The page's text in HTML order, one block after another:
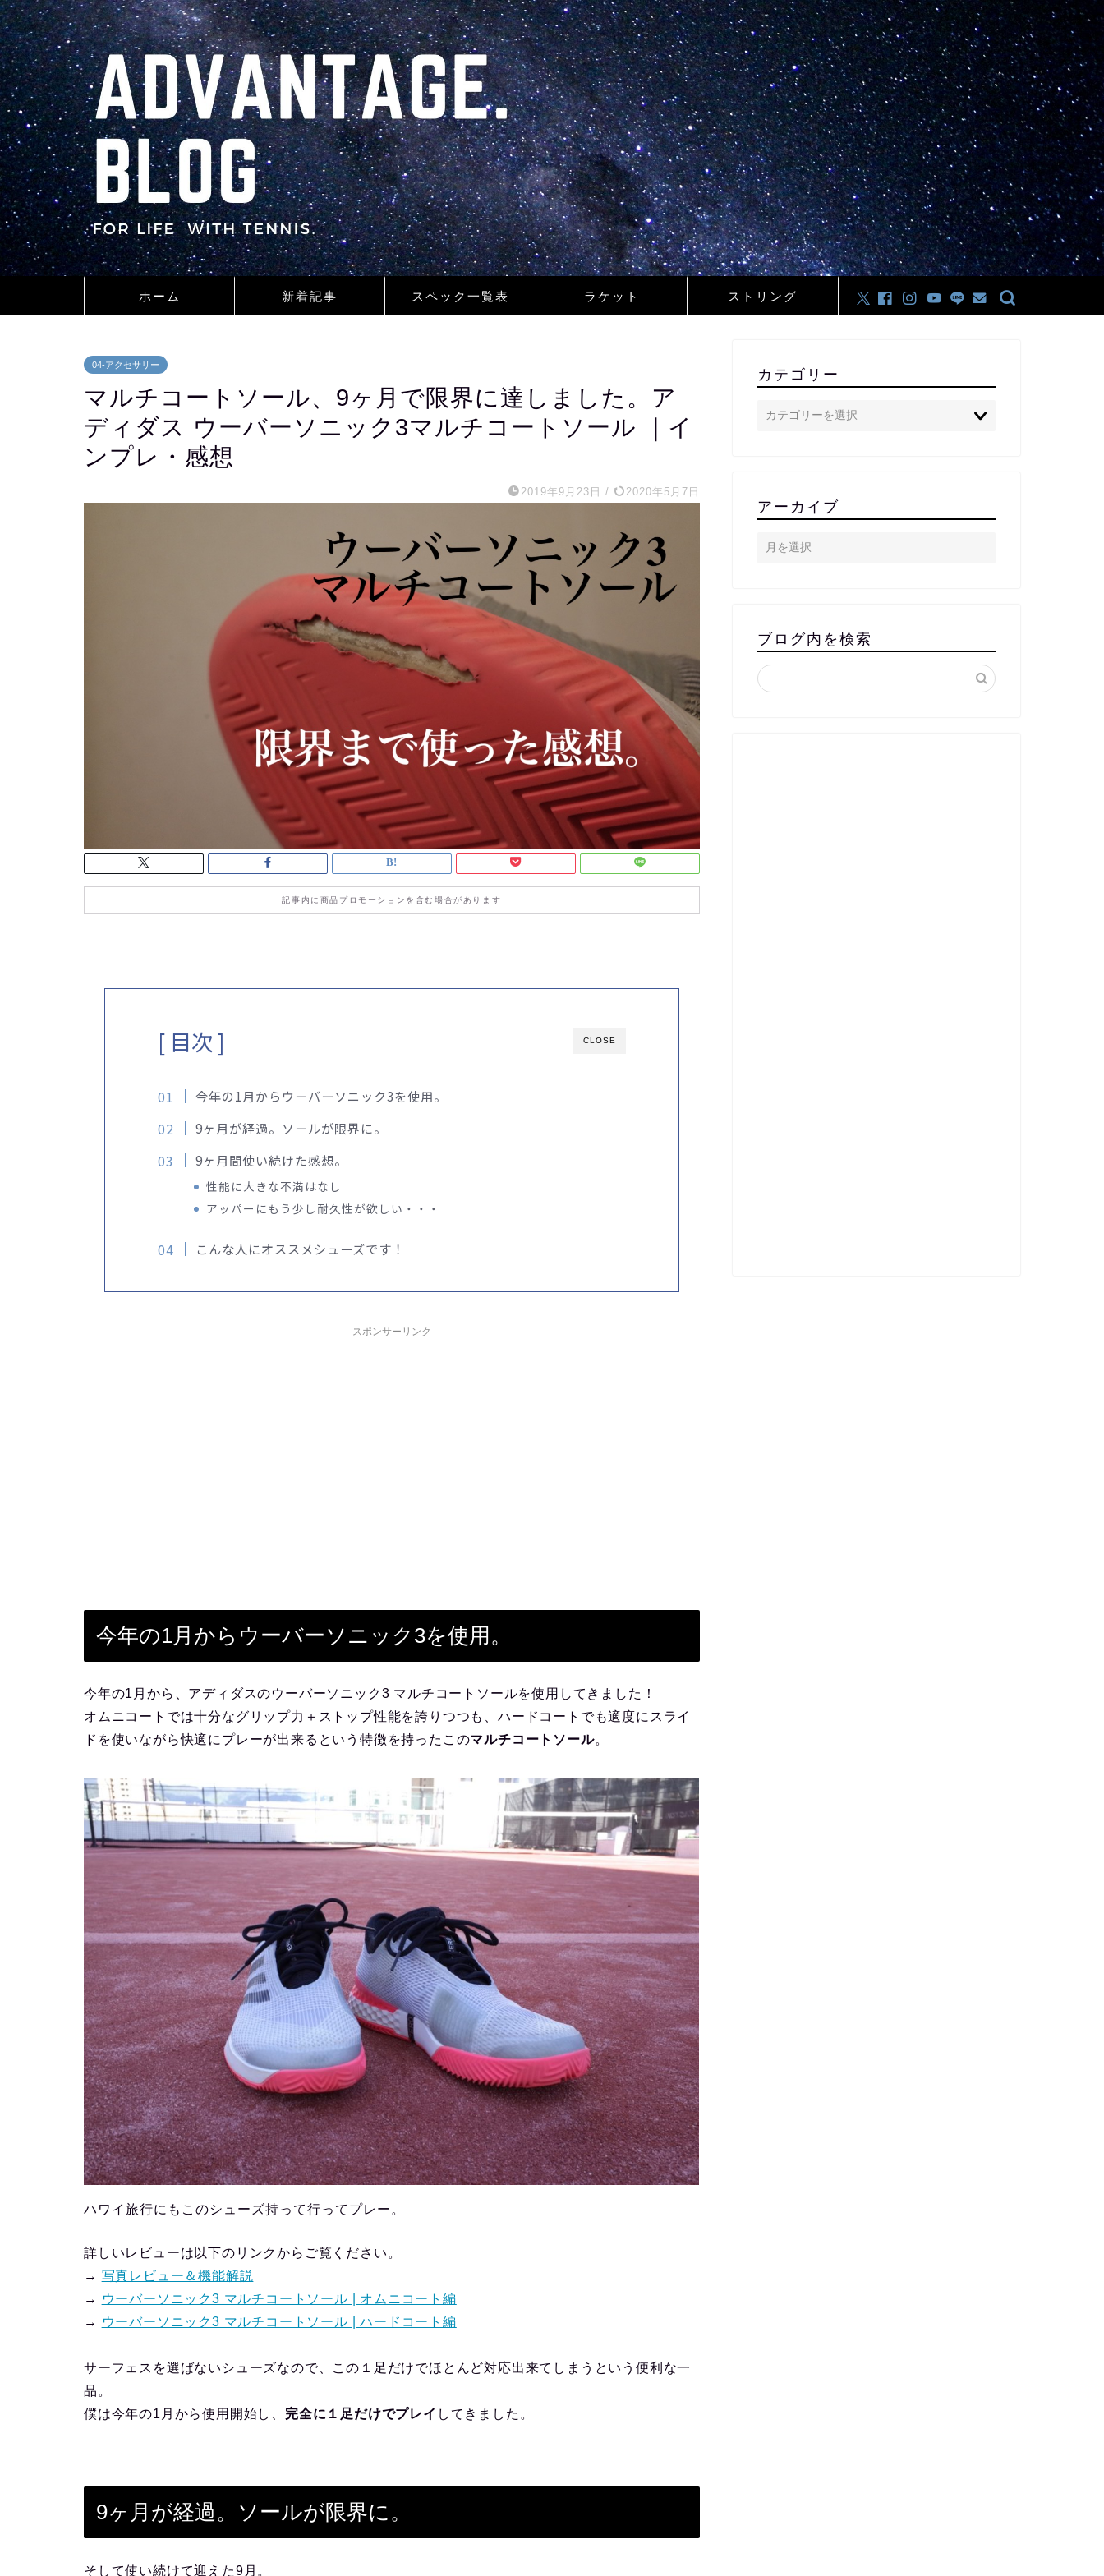
ホーム 新着記事 スペック一覧表 ラケット ストリング
04-アクセサリー
マルチコートソール、9ヶ月で限界に達しました。ア
ディダス ウーバーソニック3マルチコートソール ｜イ
ンプレ・感想
2019年9月23日 / 2020年5月7日
記事内に商品プロモーションを含む場合があります
CLOSE
[ 目次 ]
今年の1月からウーバーソニック3を使用。
9ヶ月が経過。ソールが限界に。
9ヶ月間使い続けた感想。
性能に大きな不満はなし
アッパーにもう少し耐久性が欲しい・・・
こんな人にオススメシューズです！
スポンサーリンク
今年の1月からウーバーソニック3を使用。
今年の1月から、アディダスのウーバーソニック3 マルチコートソールを使用してきました！
オムニコートでは十分なグリップ力＋ストップ性能を誇りつつも、ハードコートでも適度にスライ
ドを使いながら快適にプレーが出来るという特徴を持ったこのマルチコートソール。
ハワイ旅行にもこのシューズ持って行ってプレー。
詳しいレビューは以下のリンクからご覧ください。
→ 写真レビュー＆機能解説
→
ウーバーソニック3 マルチコートソール | オムニコート編
→
ウーバーソニック3 マルチコートソール | ハードコート編
サーフェスを選ばないシューズなので、この１足だけでほとんど対応出来てしまうという便利な一
品。
僕は今年の1月から使用開始し、 完全に１足だけでプレイ してきました。
9ヶ月が経過。ソールが限界に。
そして使い続けて迎えた9月。
カテゴリー
アーカイブ
ブログ内を検索